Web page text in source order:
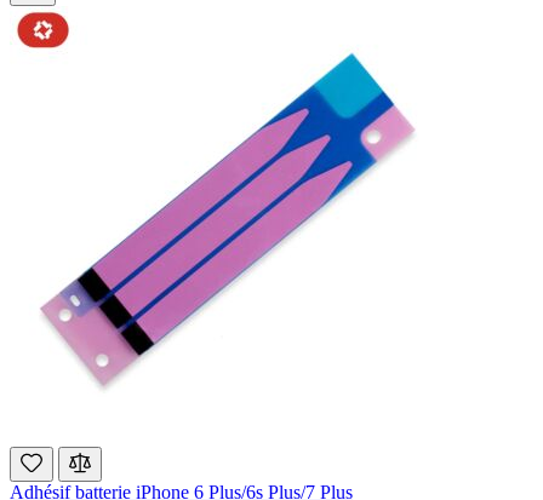
Adhésif batterie iPhone 6 Plus/6s Plus/7 Plus